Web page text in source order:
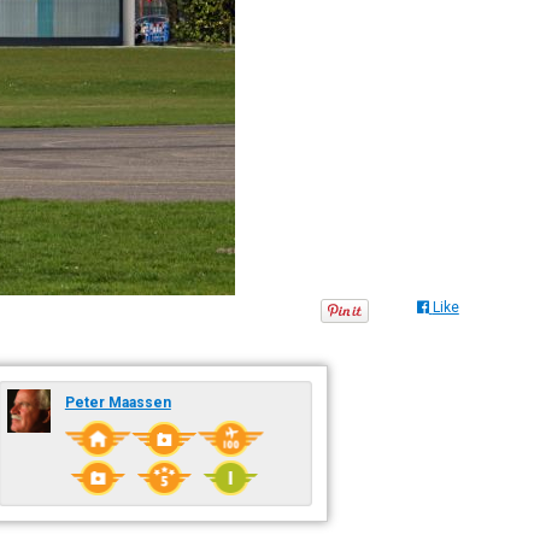
Like
Peter Maassen